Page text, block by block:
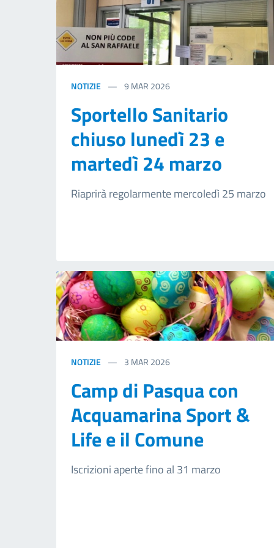
NOTIZIE 9 MAR 2026
Sportello Sanitario
chiuso lunedì 23 e
martedì 24 marzo
Riaprirà regolarmente mercoledì 25 marzo
NOTIZIE 3 MAR 2026
Camp di Pasqua con
Acquamarina Sport &
Life e il Comune
Iscrizioni aperte fino al 31 marzo